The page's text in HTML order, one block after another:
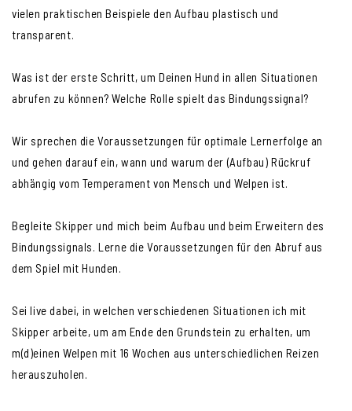
vielen praktischen Beispiele den Aufbau plastisch und
transparent.
Was ist der erste Schritt, um Deinen Hund in allen Situationen
abrufen zu können? Welche Rolle spielt das Bindungssignal?
Wir sprechen die Voraussetzungen für optimale Lernerfolge an
und gehen darauf ein, wann und warum der (Aufbau) Rückruf
abhängig vom Temperament von Mensch und Welpen ist.
Begleite Skipper und mich beim Aufbau und beim Erweitern des
Bindungssignals. Lerne die Voraussetzungen für den Abruf aus
dem Spiel mit Hunden.
Sei live dabei, in welchen verschiedenen Situationen ich mit
Skipper arbeite, um am Ende den Grundstein zu erhalten, um
m(d)einen Welpen mit 16 Wochen aus unterschiedlichen Reizen
herauszuholen.